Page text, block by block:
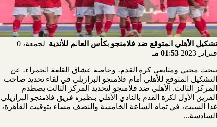
تشكيل الأهلي المتوقع ضد فلامنجو بكأس العالم للأندية
الجمعة، 10
فبراير 2023
01:53 مـ
يبحث محبي ومتابعي كرة القدم، وخاصة عشاق القلعة الحمراء، عن
التشكيل المتوقع للأهلي أمام فلامنجو البرازيلي في لقاء تحديد صاحب
المركز الثالث. الأهلي ضد فلامنجو لتحديد المركز الثالث يصطدم
الفريق الأول لكرة القدم بالنادي الأهلي بنظيره فريق فلامنجو البرازيلي
غدا السبت، في تمام الساعة الخامسة والنصف مساء بتوقيت القاهرة،
السادسة...